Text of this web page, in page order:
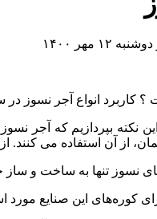
مهر ۱۴۰۰
کاربرد انواع آجر نسوز
این نکته بپردازیم که آجر
از آن استفاده می
نسوز تنها به ساخت و
کوره‌های این صنایع مورد